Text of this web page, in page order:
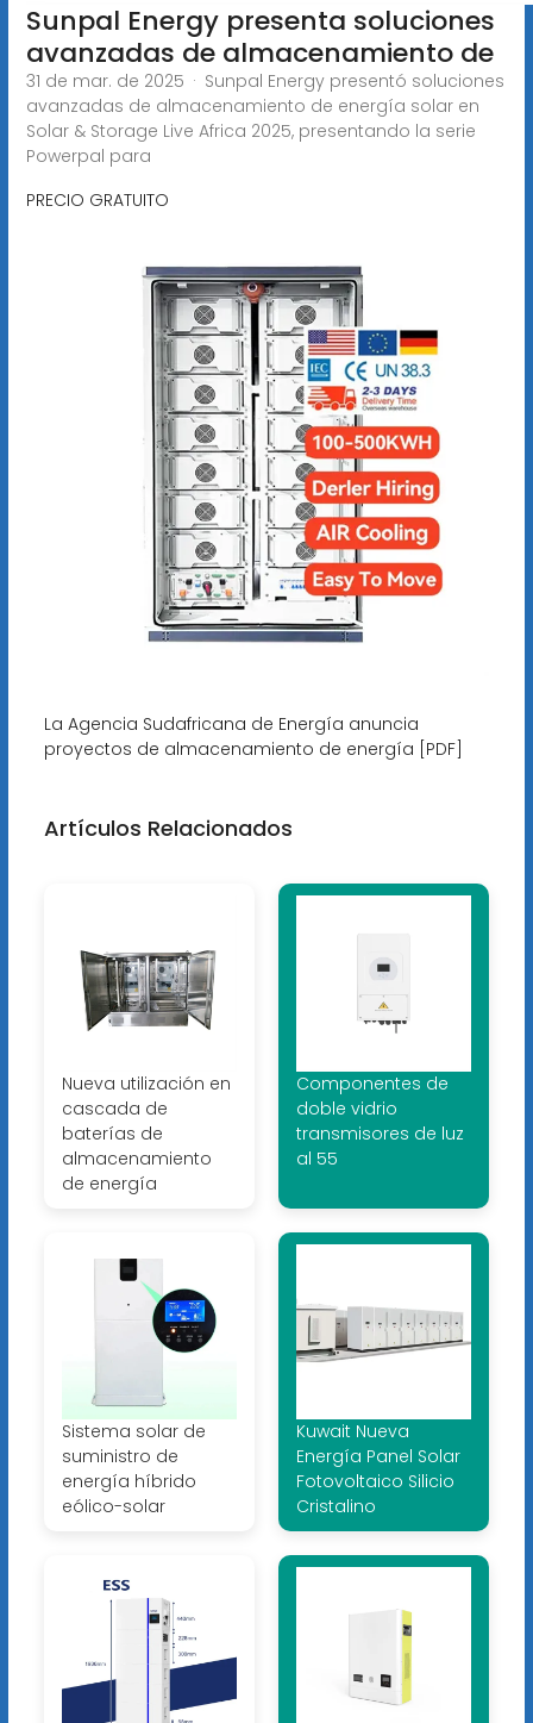
Sunpal Energy presenta soluciones
avanzadas de almacenamiento de
31 de mar. de 2025 · Sunpal Energy presentó soluciones
avanzadas de almacenamiento de energía solar en
Solar & Storage Live Africa 2025, presentando la serie
Powerpal para
PRECIO GRATUITO
La Agencia Sudafricana de Energía anuncia
proyectos de almacenamiento de energía [PDF]
Artículos Relacionados
Nueva utilización en
cascada de
baterías de
almacenamiento
de energía
Componentes de
doble vidrio
transmisores de luz
al 55
Sistema solar de
suministro de
energía híbrido
eólico-solar
Kuwait Nueva
Energía Panel Solar
Fotovoltaico Silicio
Cristalino